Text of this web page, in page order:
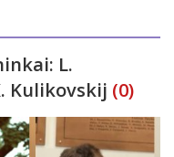
kviečia dalyvauti
L.
Kulikovskij (0)